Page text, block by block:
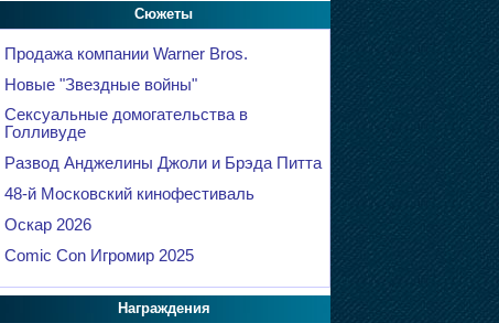
Сюжеты
Продажа компании Warner Bros.
Новые "Звездные войны"
Сексуальные домогательства в
Голливуде
Развод Анджелины Джоли и Брэда Питта
48-й Московский кинофестиваль
Оскар 2026
Comic Con Игромир 2025
Награждения